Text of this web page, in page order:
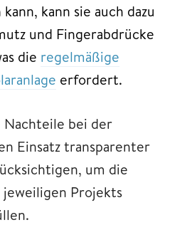
kann sie auch dazu
und Fingerabdrücke
die regelmäßige
erfordert.
Nachteile bei der
Einsatz transparenter
um die
Projekts